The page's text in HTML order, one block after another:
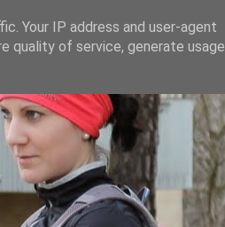
Your IP address and user-agent
quality of service, generate usage